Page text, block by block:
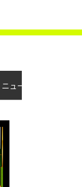
ニュース＆トピックス